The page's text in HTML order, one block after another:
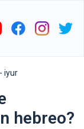
אִיּוּר - iyur
hebreo?